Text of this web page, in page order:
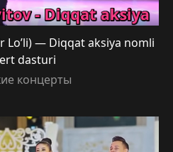
Lo’li) — Diqqat aksiya nomli
dasturi
концерты